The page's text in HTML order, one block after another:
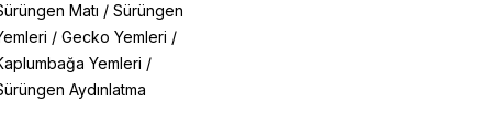
Matı / Sürüngen
/ Gecko Yemleri /
Yemleri /
Aydınlatma